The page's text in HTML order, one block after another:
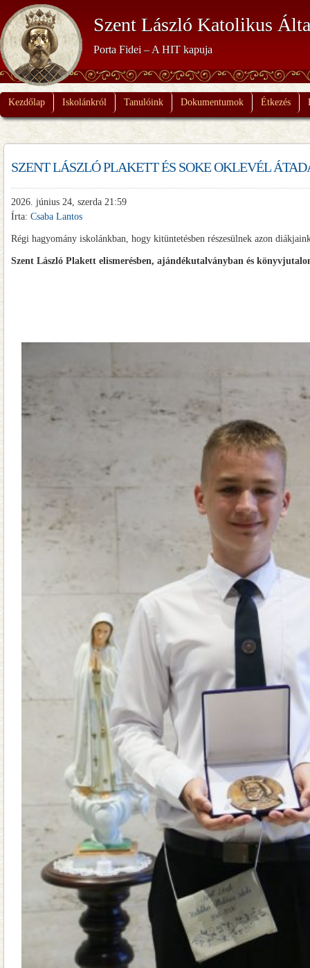
Szent László Katolikus
Porta Fidei – A HIT kapuja
Kezdőlap Iskolánkról Tanulóink Dokumentumok Étkezés
SZENT LÁSZLÓ PLAKETT ÉS SOKE OKLEVÉL
2026. június 24, szerda 21:59
Írta: Csaba Lantos
Régi hagyomány iskolánkban, hogy kitüntetésben részesülnek azon
Szent László Plakett elismerésben, ajándékutalványban és